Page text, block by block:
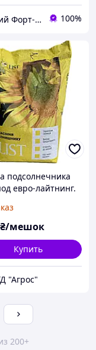
Аграрий Форт- СЗР, семена, удобрения - все для Агрария 100%
подсолнечника
евро-лайтнинг.
₴/мешок
Купить
"Агрос"
200+